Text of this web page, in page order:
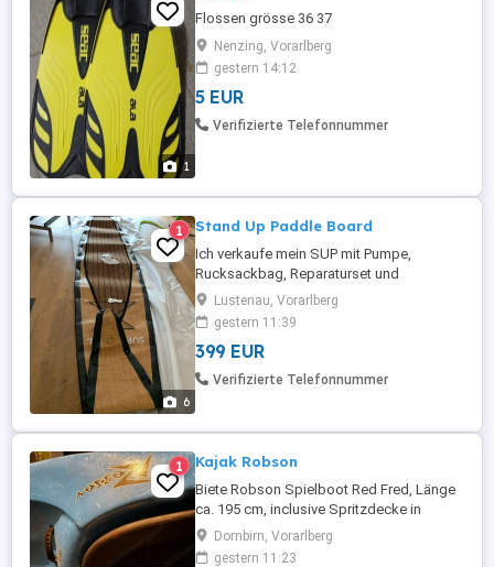
1
Flossen grösse 36 37
Nenzing, Vorarlberg
gestern 14:12
5 EUR
Verifizierte Telefonnummer
6
1 Stand Up Paddle Board
Ich verkaufe mein SUP mit Pumpe,
Rucksackbag, Reparaturset und
Schultergurt. Habs nur zwei mal benutzt,
NP EUR 849.
Lustenau, Vorarlberg
gestern 11:39
399 EUR
Verifizierte Telefonnummer
1 Kajak Robson
Biete Robson Spielboot Red Fred, Länge
ca. 195 cm, inclusive Spritzdecke in
gutem Zustand! Natürlich mit Zubehör wie
Paddel und Spritzdecke gegen Gebot
Dornbirn, Vorarlberg
gestern 11:23